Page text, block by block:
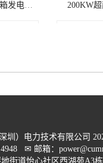
强
1120KW低噪音型集装箱发电机组 200KW
400KW康明斯发电机组（国二排放）
圳）电力技术有限公司
✉ 邮箱：
街道怡心社区西湖苑A3栋